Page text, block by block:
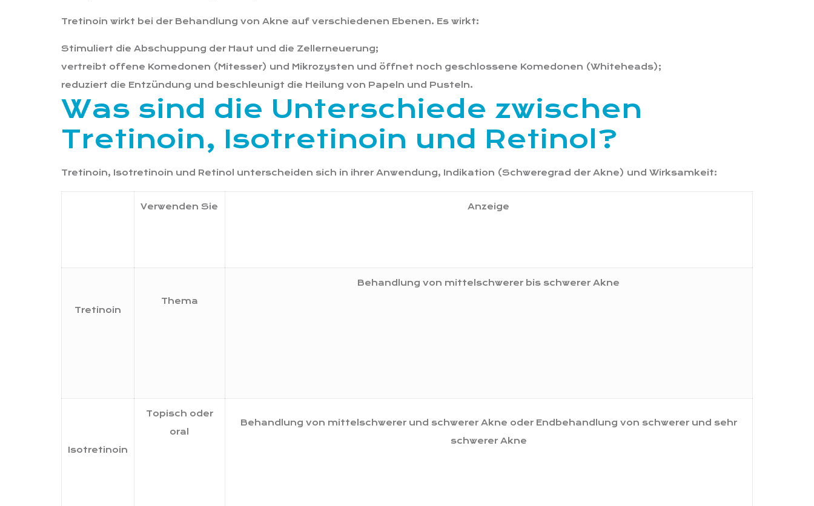
Tretinoin wirkt bei der Behandlung von Akne auf verschiedenen Ebenen. Es wirkt:
Stimuliert die Abschuppung der Haut und die Zellerneuerung;
vertreibt offene Komedonen (Mitesser) und Mikrozysten und öffnet noch geschlossene Komedonen (Whiteheads);
reduziert die Entzündung und beschleunigt die Heilung von Papeln und Pusteln.
Was sind die Unterschiede zwischen
Tretinoin, Isotretinoin und Retinol?
Tretinoin, Isotretinoin und Retinol unterscheiden sich in ihrer Anwendung, Indikation (Schweregrad der Akne) und Wirksamkeit:
Verwenden Sie Anzeige
Tretinoin
Thema
Behandlung von mittelschwerer bis schwerer Akne
Isotretinoin
Topisch oder
oral
Behandlung von mittelschwerer und schwerer Akne oder Endbehandlung von schwerer und sehr
schwerer Akne